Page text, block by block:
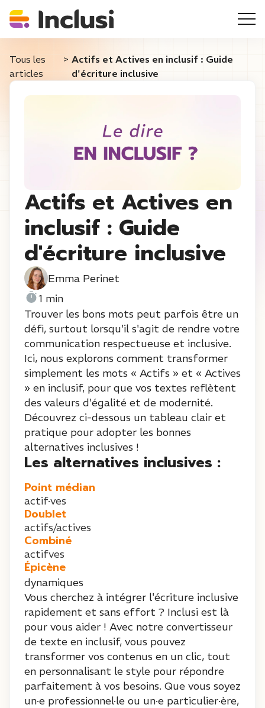
Tous les
articles
> Actifs et Actives en inclusif : Guide
d'écriture inclusive
Actifs et Actives en
inclusif : Guide
d'écriture inclusive
Emma Perinet
1 min
Trouver les bons mots peut parfois être un
défi, surtout lorsqu'il s'agit de rendre votre
communication respectueuse et inclusive.
Ici, nous explorons comment transformer
simplement les mots « Actifs » et « Actives
» en inclusif, pour que vos textes reflètent
des valeurs d'égalité et de modernité.
Découvrez ci-dessous un tableau clair et
pratique pour adopter les bonnes
alternatives inclusives !
Les alternatives inclusives :
Point médian
actif·ves
Doublet
actifs/actives
Combiné
actifves
Épicène
dynamiques
Vous cherchez à intégrer l'écriture inclusive
rapidement et sans effort ? Inclusi est là
pour vous aider ! Avec notre convertisseur
de texte en inclusif, vous pouvez
transformer vos contenus en un clic, tout
en personnalisant le style pour répondre
parfaitement à vos besoins. Que vous soyez
un·e professionnel·le ou un·e particulier·ère,